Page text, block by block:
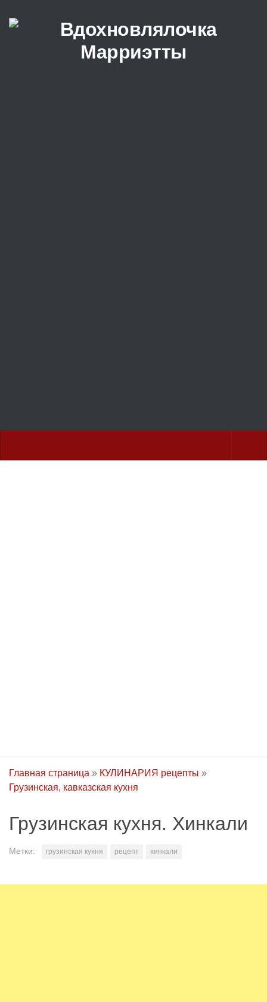
Перейти к содержимому
Главная страница » КУЛИНАРИЯ рецепты »
Грузинская, кавказская кухня
Грузинская кухня. Хинкали
Метки: грузинская кухня рецепт хинкали